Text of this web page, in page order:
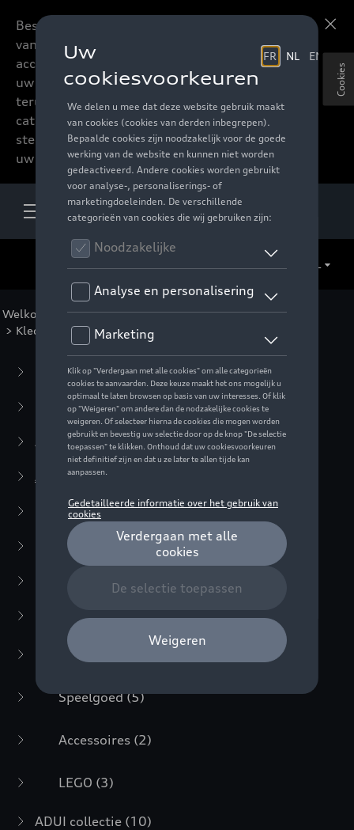
Beste accessoires-lovers,
vanaf nu kan u het hele
accessoire assortiment van
uw favoriete merk
terugvinden in de online
catalogus. Deze kunnen
steeds besteld worden via
uw verdeler.
Welkom Voor u >Audi Sport Collectie >Audi Kids
> Kleding
Business Collectie(59)
Casual Collectie(57)
Active Collectie(30)
Audi Sport Collectie
Special Editions(16)
Kleding
Accessoires(23)
Audi Kids(15)
Kleding
Speelgoed(5)
Accessoires (2)
LEGO (3)
ADUI collectie (10)
Cookies